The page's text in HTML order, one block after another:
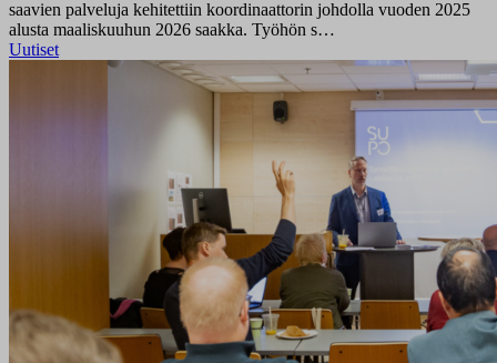
saavien palveluja kehitettiin koordinaattorin johdolla vuoden 2025
alusta maaliskuuhun 2026 saakka. Työhön s…
Uutiset